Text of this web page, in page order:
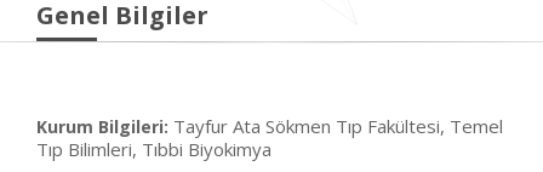
Genel Bilgiler
Kurum Bilgileri: Tayfur Ata Sökmen Tıp Fakültesi, Temel
Tıp Bilimleri, Tıbbi Biyokimya